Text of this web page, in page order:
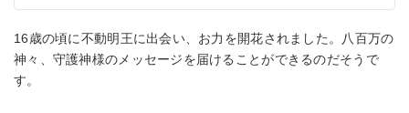
16歳の頃に不動明王に出会い、お力を開花されました。八百万の
神々、守護神様のメッセージを届けることができるのだそうで
す。